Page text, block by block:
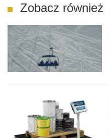
Zobacz również